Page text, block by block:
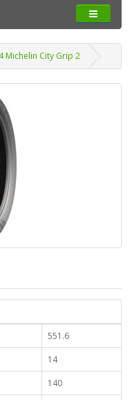
Michelin City Grip 2
551.6
14
140